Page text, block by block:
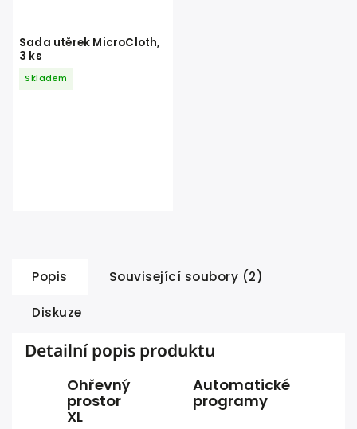
Sada utěrek MicroCloth,
3 ks
Skladem
Popis Související soubory (2)
Diskuze
Detailní popis produktu
Ohřevný
prostor
XL
Automatické
programy